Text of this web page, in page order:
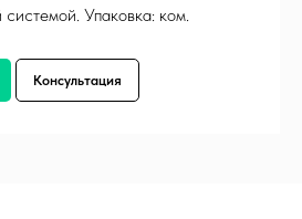
Упаковка: ком.
Консультация